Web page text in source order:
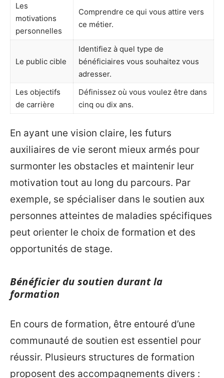
Les
motivations
personnelles
Comprendre ce qui vous attire vers
ce métier.
Le public cible
Identifiez à quel type de
bénéficiaires vous souhaitez vous
adresser.
Les objectifs
de carrière
Définissez où vous voulez être dans
cinq ou dix ans.
En ayant une vision claire, les futurs
auxiliaires de vie seront mieux armés pour
surmonter les obstacles et maintenir leur
motivation tout au long du parcours. Par
exemple, se spécialiser dans le soutien aux
personnes atteintes de maladies spécifiques
peut orienter le choix de formation et des
opportunités de stage.
Bénéficier du soutien durant la
formation
En cours de formation, être entouré d’une
communauté de soutien est essentiel pour
réussir. Plusieurs structures de formation
proposent des accompagnements divers :